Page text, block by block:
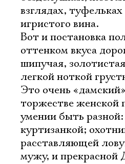
взглядах,
игристого вина.
Вот и постановка
оттенком вкуса
шипучая,
легкой ноткой
Это очень
торжестве женской
умении быть
куртизанкой;
расставляющей
мужу, и прекрасной